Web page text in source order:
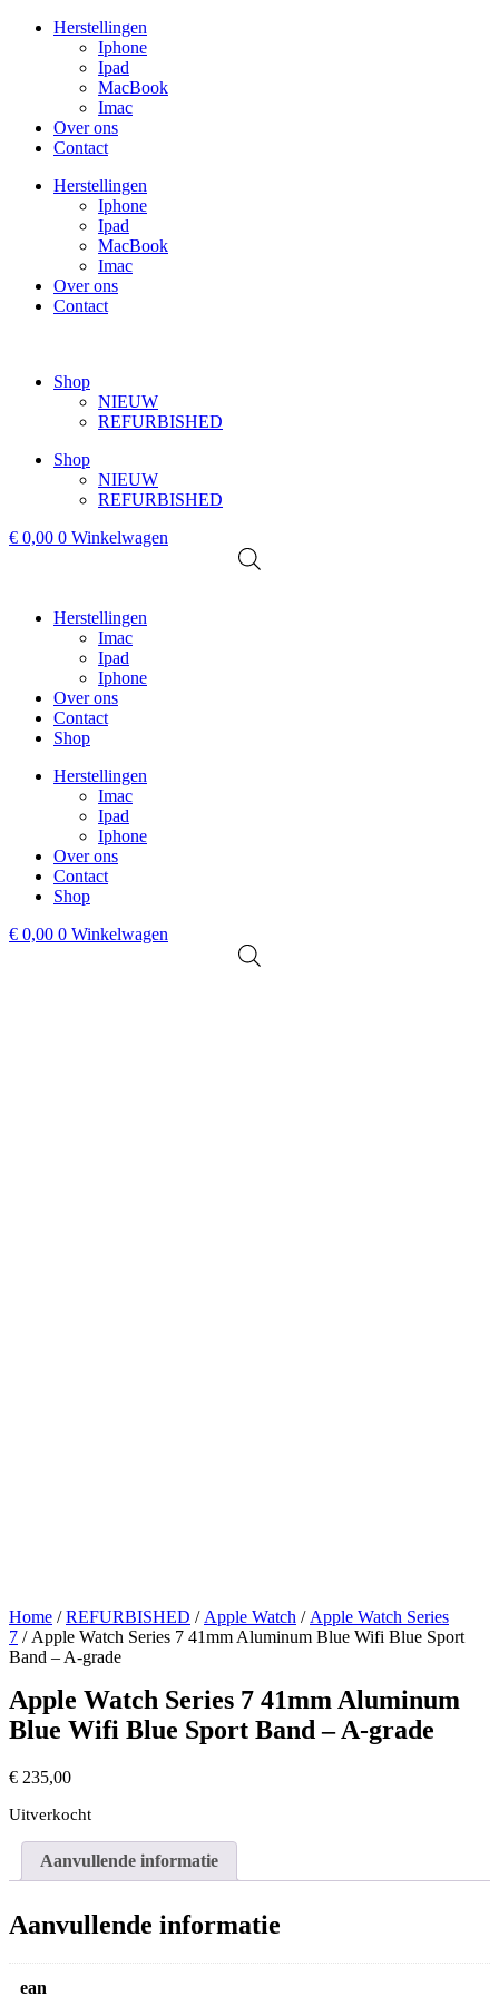
Herstellingen
Iphone
Ipad
MacBook
Imac
Over ons
Contact
Herstellingen
Iphone
Ipad
MacBook
Imac
Over ons
Contact
Shop
NIEUW
REFURBISHED
Shop
NIEUW
REFURBISHED
€ 0,00 0 Winkelwagen
Herstellingen
Imac
Ipad
Iphone
Over ons
Contact
Shop
Herstellingen
Imac
Ipad
Iphone
Over ons
Contact
Shop
€ 0,00 0 Winkelwagen
Home /REFURBISHED /Apple Watch /Apple Watch Series
7 / Apple Watch Series 7 41mm Aluminum Blue Wifi Blue Sport
Band – A-grade
Apple Watch Series 7 41mm Aluminum
Blue Wifi Blue Sport Band – A-grade
€ 235,00
Uitverkocht
Aanvullende informatie
Aanvullende informatie
ean